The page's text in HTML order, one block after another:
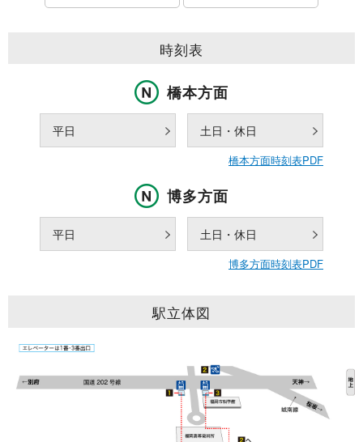
時刻表
橋本方面
平日 土日・休日
橋本方面時刻表PDF
博多方面
平日 土日・休日
博多方面時刻表PDF
駅立体図